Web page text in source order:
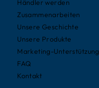
Händler werden
Zusammenarbeiten
Unsere Geschichte
Unsere Produkte
Marketing-Unterstützung
FAQ
Kontakt